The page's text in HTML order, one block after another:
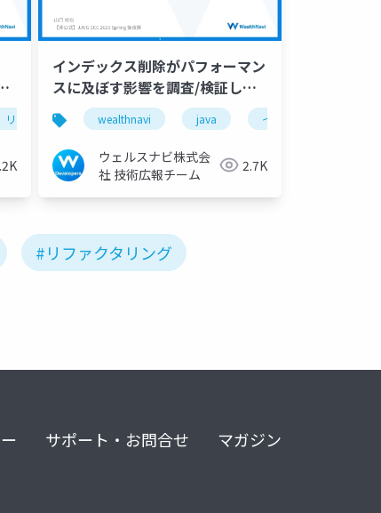
リファクタリング モバイルアプリ
インデックス削除がパフォーマン
スに及ぼす影響を調査/検証して
みた
wealthnavi java インデックス削除
ウェルスナビ株式会
社 技術広報チーム
2.7K
#リファクタリング
サポート・お問合せ マガジン